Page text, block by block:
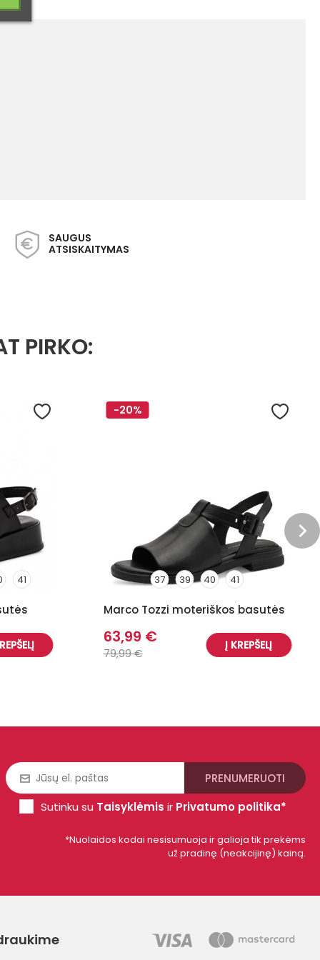
SAUGUS
ATSISKAITYMAS
PIRKO:
41
-20%
37 39 40 41
Marco Tozzi moteriškos basutės
63,99 €
79,99 €
Į KREPŠELĮ
Sutinku su Taisyklėmis ir Privatumo politika*
*Nuolaidos kodai nesisumuoja ir galioja tik prekėms
už pradinę (neakcijinę) kainą.